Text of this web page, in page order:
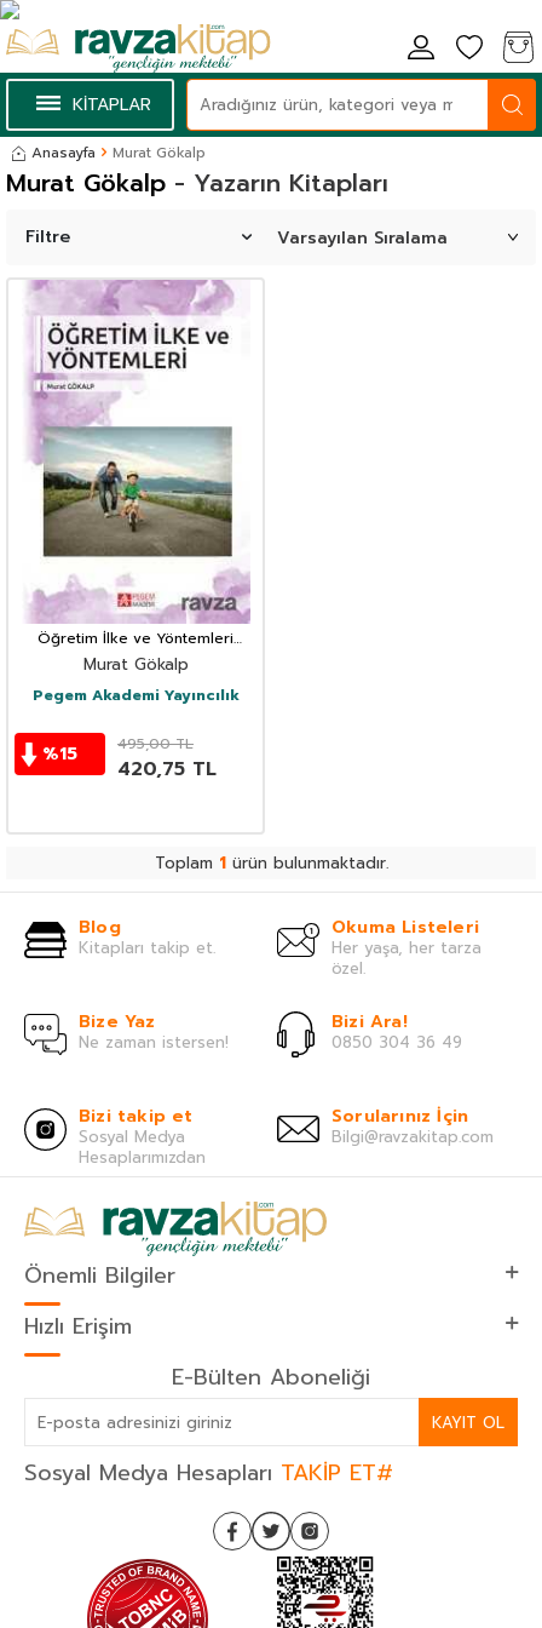
KİTAPLAR
Anasayfa Murat Gökalp
- Yazarın Kitapları
Murat Gökalp
Filtre
Öğretim İlke ve Yöntemleri
(Murat Gökalp)
Murat Gökalp
Pegem Akademi Yayıncılık
%15 495,00TL
420,75 TL
Toplam 1ürün bulunmaktadır.
Blog
Kitapları takip et.
Okuma Listeleri
Her yaşa, her tarza
özel.
Bize Yaz
Ne zaman istersen!
Bizi Ara!
0850 304 36 49
Bizi takip et
Sosyal Medya
Hesaplarımızdan
Sorularınız İçin
Bilgi@ravzakitap.com
Önemli Bilgiler
Hızlı Erişim
E-Bülten Aboneliği
KAYIT OL
Sosyal Medya Hesapları TAKİP ET#